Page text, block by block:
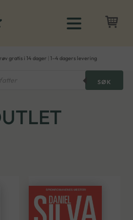
gratis i 14 dager 1–4 dagers levering
SØK